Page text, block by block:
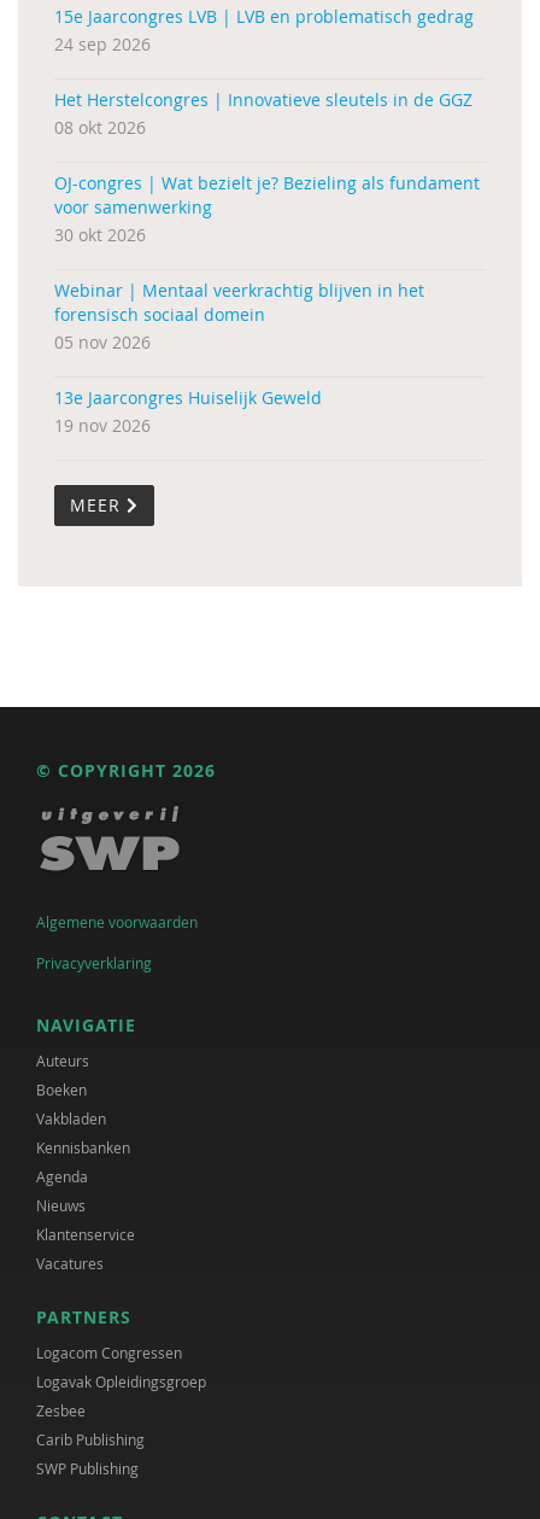
15e Jaarcongres LVB | LVB en problematisch gedrag
24 sep 2026
Het Herstelcongres | Innovatieve sleutels in de GGZ
08 okt 2026
OJ-congres | Wat bezielt je? Bezieling als fundament
voor samenwerking
30 okt 2026
Webinar | Mentaal veerkrachtig blijven in het
forensisch sociaal domein
05 nov 2026
13e Jaarcongres Huiselijk Geweld
19 nov 2026
MEER
© COPYRIGHT 2026
Algemene voorwaarden
Privacyverklaring
NAVIGATIE
Auteurs
Boeken
Vakbladen
Kennisbanken
Agenda
Nieuws
Klantenservice
Vacatures
PARTNERS
Logacom Congressen
Logavak Opleidingsgroep
Zesbee
Carib Publishing
SWP Publishing